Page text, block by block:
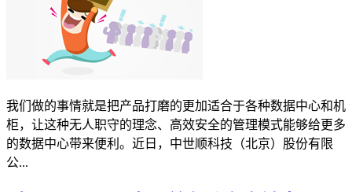
我们做的事情就是把产品打磨的更加适合于各种数据中心和机
柜，让这种无人职守的理念、高效安全的管理模式能够给更多
的数据中心带来便利。近日，中世顺科技（北京）股份有限
公...